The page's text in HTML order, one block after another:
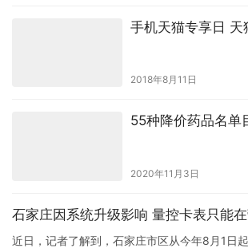
手机天猫专享日 天
2018年8月11日
55种降价药品名单
2020年11月3日
石家庄因系统升级影响 量控卡表只能
近日，记者了解到，石家庄市区从今年8月1日